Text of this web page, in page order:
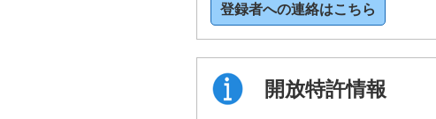
登録者への連絡はこちら
開放特許情報